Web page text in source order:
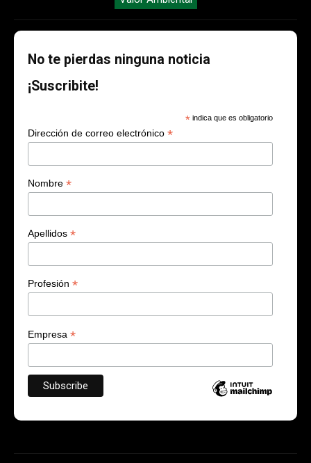
No te pierdas ninguna noticia
¡Suscribite!
* indica que es obligatorio
Dirección de correo electrónico *
Nombre *
Apellidos *
Profesión *
Empresa *